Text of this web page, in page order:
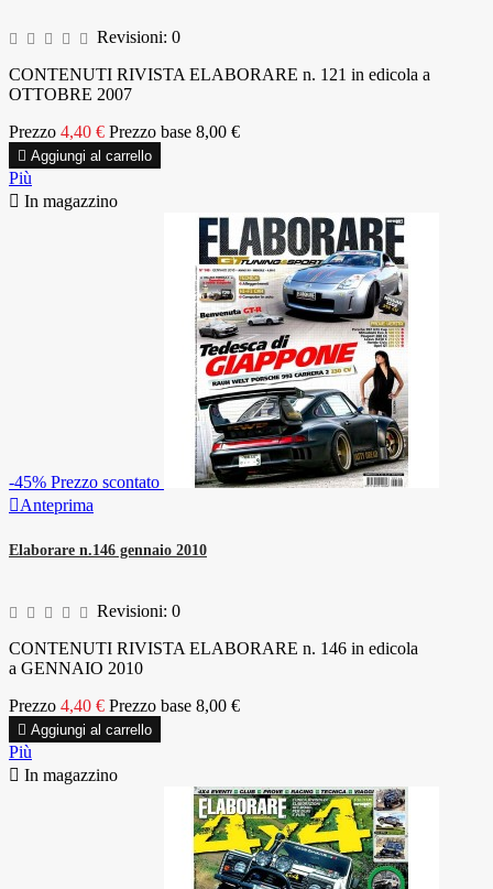
Revisioni: 0
CONTENUTI RIVISTA ELABORARE n. 121 in edicola a
OTTOBRE 2007
Prezzo 4,40 € Prezzo base 8,00 €
 Aggiungi al carrello
Più
 In magazzino
-45% Prezzo scontato
Anteprima
Elaborare n.146 gennaio 2010
Revisioni: 0
CONTENUTI RIVISTA ELABORARE n. 146 in edicola
a GENNAIO 2010
Prezzo 4,40 € Prezzo base 8,00 €
 Aggiungi al carrello
Più
 In magazzino